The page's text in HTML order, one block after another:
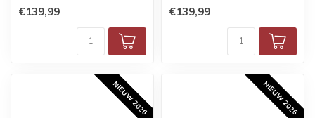
€139,99 €139,99
NIEUW 2026 NIEUW 2026